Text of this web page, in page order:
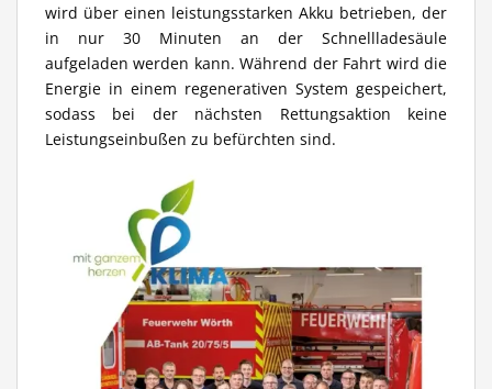
wird über einen leistungsstarken Akku betrieben, der
in nur 30 Minuten an der Schnellladesäule
aufgeladen werden kann. Während der Fahrt wird die
Energie in einem regenerativen System gespeichert,
sodass bei der nächsten Rettungsaktion keine
Leistungseinbußen zu befürchten sind.